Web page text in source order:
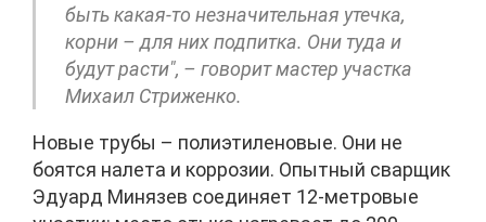
быть какая-то незначительная утечка,
корни – для них подпитка. Они туда и
будут расти", – говорит мастер участка
Михаил Стриженко.
Новые трубы – полиэтиленовые. Они не
боятся налета и коррозии. Опытный сварщик
Эдуард Минязев соединяет 12-метровые